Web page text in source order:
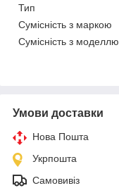
Тип
Сумісність з маркою
Сумісність з моделлю
Умови доставки
Нова Пошта
Укрпошта
Самовивіз